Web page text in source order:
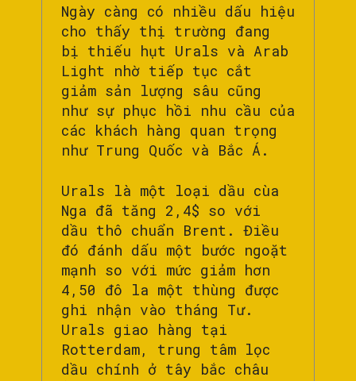
Ngày càng có nhiều dấu hiệu
cho thấy thị trường đang
bị thiếu hụt Urals và Arab
Light nhờ tiếp tục cắt
giảm sản lượng sâu cũng
như sự phục hồi nhu cầu của
các khách hàng quan trọng
như Trung Quốc và Bắc Á.
Urals là một loại dầu cùa
Nga đã tăng 2,4$ so với
dầu thô chuẩn Brent. Điều
đó đánh dấu một bước ngoặt
mạnh so với mức giảm hơn
4,50 đô la một thùng được
ghi nhận vào tháng Tư.
Urals giao hàng tại
Rotterdam, trung tâm lọc
dầu chính ở tây bắc châu